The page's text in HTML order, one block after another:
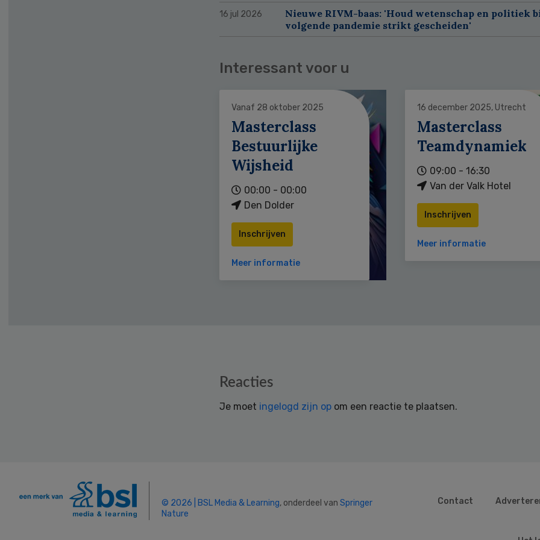
16 jul 2026
Nieuwe RIVM-baas: 'Houd wetenschap en politiek
volgende pandemie strikt gescheiden'
Interessant voor u
Vanaf 28 oktober 2025
Masterclass
Bestuurlijke
Wijsheid
00:00 - 00:00
Den Dolder
Inschrijven
Meer informatie
16 december 2025, Utrecht
Masterclass
Teamdynamiek
09:00 - 16:30
Van der Valk Hotel
Inschrijven
Meer informatie
Reacties
Je moet ingelogd zijn op om een reactie te plaatsen.
© 2026 | BSL Media & Learning, onderdeel van Springer
Nature
Contact